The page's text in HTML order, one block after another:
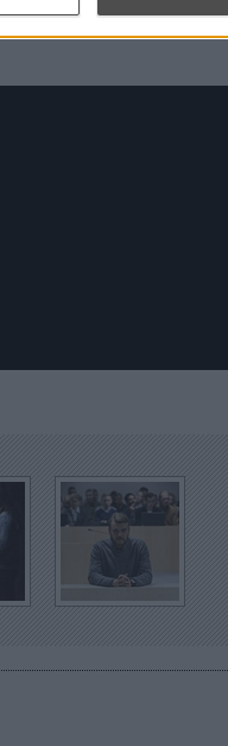
απαντήσεις, όσο να σε κάνει